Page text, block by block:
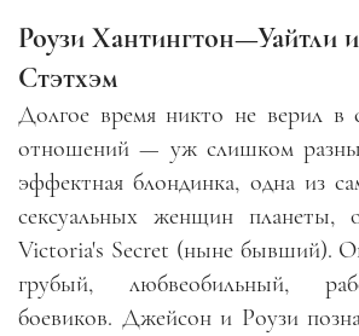
Роузи Хантингтон—Уайтли
Стэтхэм
Долгое время никто не верил в
отношений— уж слишком
эффектная блондинка, одна из
сексуальных женщин планеты,
Victoria's Secret (ныне бывший).
грубый, любвеобильный,
боевиков. Джейсон и Роузи